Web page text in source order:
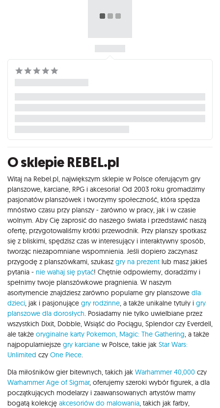
O sklepie REBEL.pl
Witaj na Rebel.pl, największym sklepie w Polsce oferującym gry
planszowe, karciane, RPG i akcesoria! Od 2003 roku gromadzimy
pasjonatów planszówek i tworzymy społeczność, która spędza
mnóstwo czasu przy planszy - zarówno w pracy, jak i w czasie
wolnym. Aby Cię zaprosić do naszego świata i przedstawić naszą
ofertę, przygotowaliśmy krótki przewodnik. Przy planszy spotkasz
się z bliskimi, spędzisz czas w interesujący i interaktywny sposób,
tworząc niezapomniane wspomnienia. Jeśli dopiero zaczynasz
przygodę z planszówkami, szukasz gry na prezent lub masz jakieś
pytania - nie wahaj się pytać! Chętnie odpowiemy, doradzimy i
spełnimy twoje planszówkowe pragnienia. W naszym
asortymencie znajdziesz zarówno popularne gry planszowe dla
dzieci, jak i pasjonujące gry rodzinne, a także unikalne tytuły i gry
planszowe dla dorosłych. Posiadamy nie tylko uwielbiane przez
wszystkich Dixit, Dobble, Wsiąść do Pociągu, Splendor czy Everdell,
ale także oryginalne karty Pokemon, Magic: The Gathering, a także
najpopularniejsze gry karciane w Polsce, takie jak Star Wars:
Unlimited czy One Piece.
Dla miłośników gier bitewnych, takich jak Warhammer 40,000 czy
Warhammer Age of Sigmar, oferujemy szeroki wybór figurek, a dla
początkujących modelarzy i zaawansowanych artystów mamy
bogatą kolekcję akcesoriów do malowania, takich jak farby,